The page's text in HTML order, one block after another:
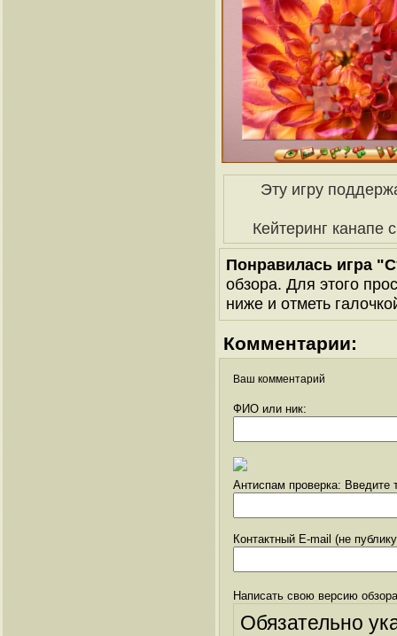
Эту игру
Кейтеринг канапе
Понравилась игра
обзора. Для этого
ниже и отметь
Комментарии:
Ваш комментарий
ФИО или ник:
Антиспам проверка: Введите
Контактный E-mail (не
Написать свою версию
Обязательно